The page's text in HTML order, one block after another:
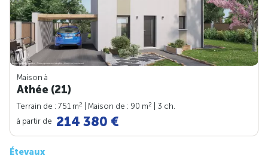
Maison à
Athée (21)
Terrain de : 751 m2 | Maison de : 90 m2
| 3 ch.
à partir de 214 380 €
Étevaux